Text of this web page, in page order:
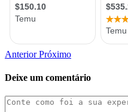
AnteriorPróximo
Deixe um comentário